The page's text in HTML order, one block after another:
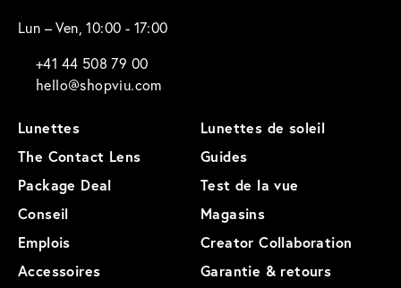
Lun – Ven, 10:00 - 17:00
+41 44 508 79 00
hello@shopviu.com
Lunettes
Lunettes de soleil
The Contact Lens
Guides
Package Deal
Test de la vue
Conseil
Magasins
Emplois
Creator Collaboration
Accessoires
Garantie & retours